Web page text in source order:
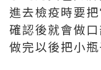
進去檢疫時要
確認後就會做
做完以後把小